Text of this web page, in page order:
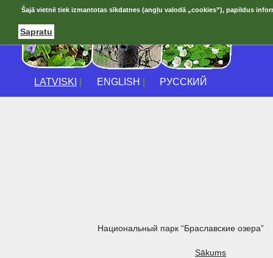
LATVISKI ENGLISH РУССКИЙ
Национальный парк “Браславские озера”
Sākums
Šajā vietnē tiek izmantotas sīkdatnes (angļu valodā „cookies”), papildus
Sapratu